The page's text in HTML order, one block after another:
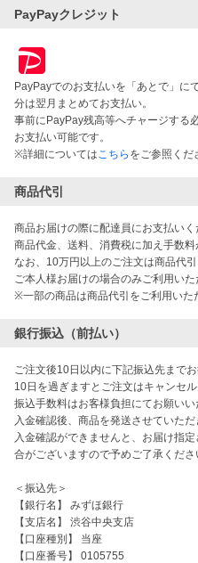
PayPayクレジット
PayPayでのお支払いを「あとで」に
分は翌月まとめてお支払い。
事前にPayPay残高等へチャージする
お支払い可能です。
※詳細については こちら をご参照くだ
商品代引
商品お届けの際に配達員にお支払いく
商品代金、送料、消費税に加え手数料
なお、10万円以上のご注文は商品代
ご本人様お届けの場合のみご利用いた
※一部の商品は商品代引をご利用いた
銀行振込（前払い）
ご注文後10日以内に下記振込先までお
10日を過ぎますとご注文はキャンセル
振込手数料はお客様負担にてお願いい
入金確認後、商品を発送させていただ
入金確認ができませんと、お届け指
合がございますので予めご了承くださ
＜振込先＞
【銀行名】 みずほ銀行
【支店名】 渋谷中央支店
【口座種別】 当座
【口座番号】 0105755